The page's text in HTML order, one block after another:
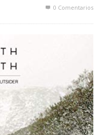
0 Comentarios